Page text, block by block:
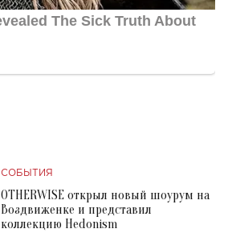
СОБЫТИЯ
OTHERWISE открыл новый шоурум на
Воздвиженке и представил
коллекцию Hedonism